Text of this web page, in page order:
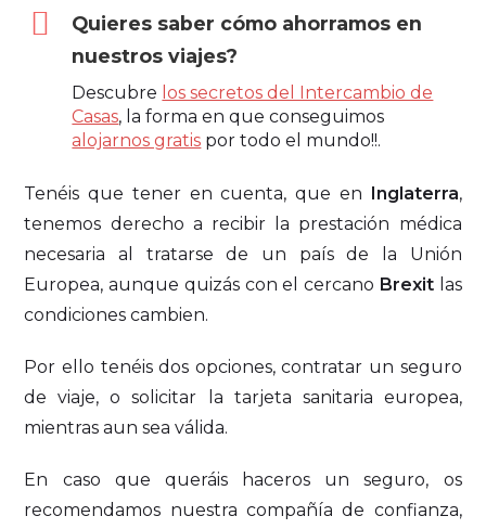
Quieres saber cómo ahorramos en
nuestros viajes?
Descubre los secretos del Intercambio de
Casas, la forma en que conseguimos
alojarnos gratis por todo el mundo!!.
Tenéis que tener en cuenta, que en Inglaterra,
tenemos derecho a recibir la prestación médica
necesaria al tratarse de un país de la Unión
Europea, aunque quizás con el cercano Brexitlas
condiciones cambien.
Por ello tenéis dos opciones, contratar un seguro
de viaje, o solicitar la tarjeta sanitaria europea,
mientras aun sea válida.
En caso que queráis haceros un seguro, os
recomendamos nuestra compañía de confianza,